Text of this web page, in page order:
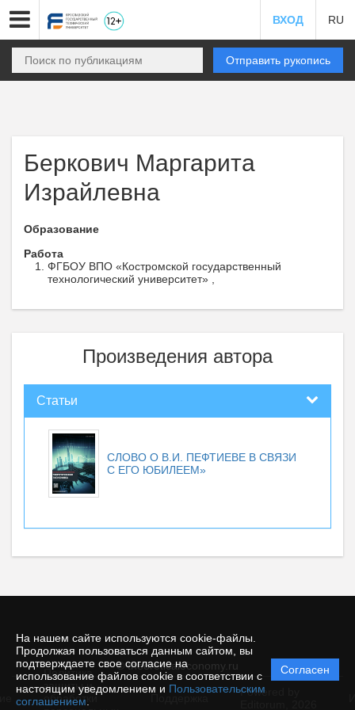
На нашем сайте используются cookie-файлы.
Продолжая пользоваться данным сайтом, вы
подтверждаете свое согласие на
использование файлов cookie в соответствии с
настоящим уведомлением и Пользовательским
соглашением
Согласен
ВХОД RU
Отправить рукопись
Беркович Маргарита
Израйлевна
Образование
Работа
ФГБОУ ВПО «Костромской государственный
технологический университет» ,
Произведения автора
Статьи
СЛОВО О В.И. ПЕФТИЕВЕ В СВЯЗИ
С ЕГО ЮБИЛЕЕМ»
© theoreticaleconomy.ru
Политика
защиты и
обработки
Powered by